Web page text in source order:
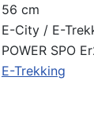
56 cm
E-City / E-
POWER SPO
E-Trekking